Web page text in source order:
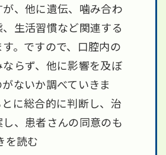
、他に遺伝、噛み合わ
生活習慣など関連する
。ですので、口腔内の
らず、他に影響を及ぼ
ないか調べていきま
に総合的に判断し、治
、患者さんの同意のも
を読む